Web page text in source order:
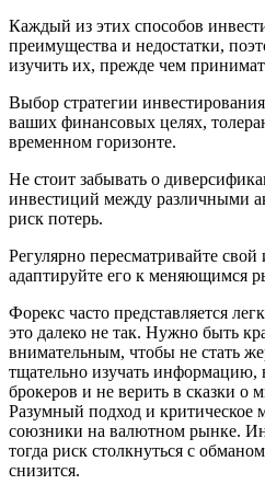
Каждый из этих способов
преимущества и недостатки,
изучить их, прежде чем
Выбор стратегии
ваших финансовых целях,
временном горизонте.
Не стоит забывать о
инвестиций между различными
риск потерь.
Регулярно пересматривайте
адаптируйте его к меняющимся
Форекс часто представляется
это далеко не так. Нужно быть
внимательным, чтобы не стать
тщательно изучать
брокеров и не верить в сказки о
Разумный подход и
союзники на валютном рынке.
тогда риск столкнуться с
снизится.